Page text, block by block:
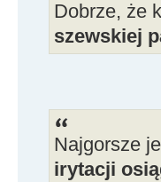
Dobrze, że
szewskiej
Najgorsze
irytacji